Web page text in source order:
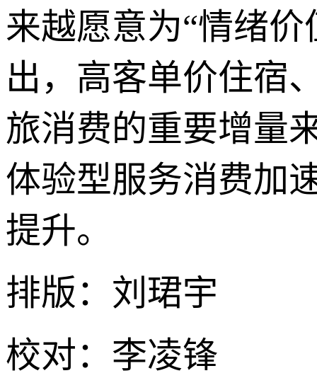
来越愿意为“情绪
出，高客单价住宿
旅消费的重要增量
体验型服务消费加
提升。
排版：刘珺宇
校对：李凌锋